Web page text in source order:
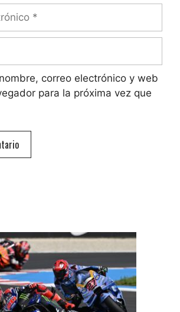
correo electrónico y web
para la próxima vez que